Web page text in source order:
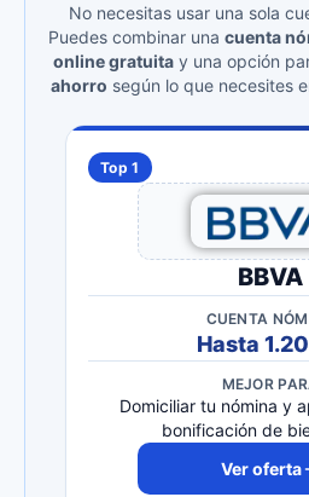
No necesitas usar una sola
Puedes combinar una cuenta
online gratuita y una opción
ahorro según lo que necesites
Top 1
BBVA
CUENTA
Hasta
MEJOR
Domiciliar tu nómina y
bonificación de
Ver oferta